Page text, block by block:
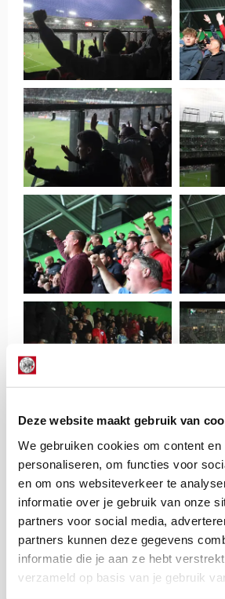
Deze website maakt gebruik van
We gebruiken cookies om content
personaliseren, om functies voor
en om ons websiteverkeer te
informatie over je gebruik van onze
partners voor social media,
partners kunnen deze gegevens
informatie die je aan ze hebt
verzameld op basis van je gebruik